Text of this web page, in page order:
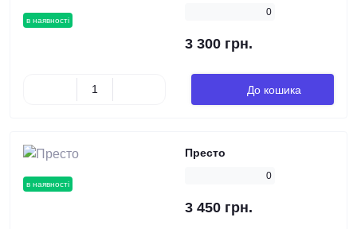
в наявності
0
3 300 грн.
До кошика
в наявності
Престо
0
3 450 грн.